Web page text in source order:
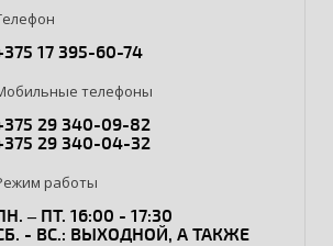
17 395-60-74
телефоны
29 340-09-82
29 340-04-32
работы
– ПТ. 16:00 - 17:30
- ВС.: ВЫХОДНОЙ, А ТАКЖЕ